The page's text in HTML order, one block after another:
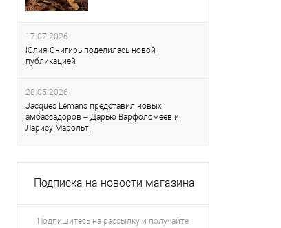
17.07.2026
Юлия Снигирь поделилась новой
публикацией
28.05.2026
Jacques Lemans представил новых
амбассадоров – Дарью Варфоломеев и
Ларису Марольт
Подписка на новости магазина
Подпишитесь на рассылку и получайте